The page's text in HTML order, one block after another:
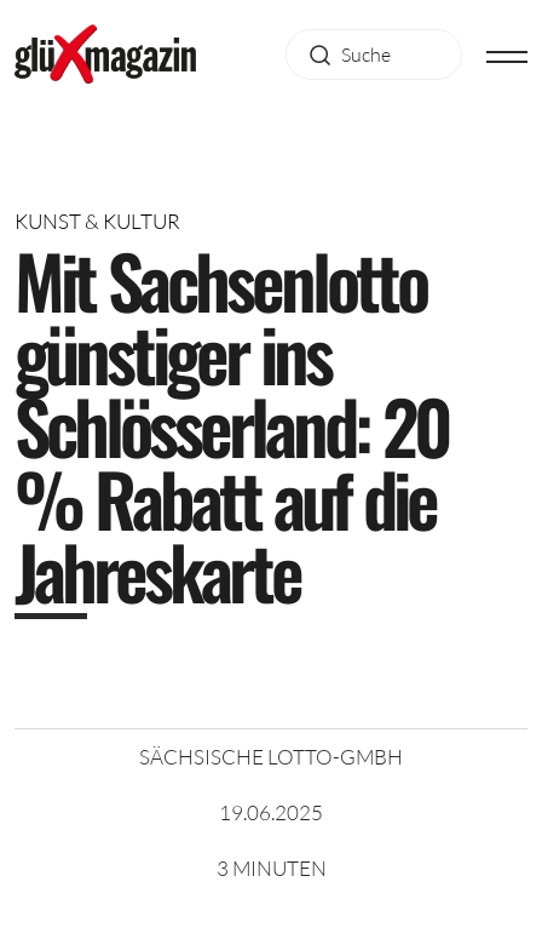
KUNST & KULTUR
MitSachsenlotto
günstigerins
Schlösserland:20
%Rabattaufdie
Jahreskarte
SÄCHSISCHE LOTTO-GMBH
19.06.2025
3 MINUTEN